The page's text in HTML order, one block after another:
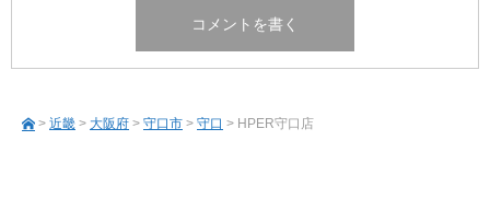
> 近畿 > 大阪府 > 守口市 > 守口 > HPER守口店